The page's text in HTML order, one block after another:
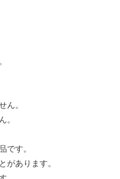
。
。
す。
あります。